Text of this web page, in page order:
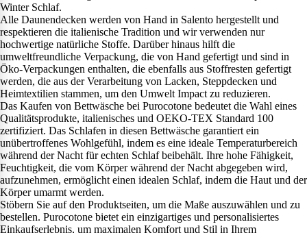
Winter Schlaf.
Alle Daunendecken werden von Hand in Salento hergestellt und
respektieren die italienische Tradition und wir verwenden nur
hochwertige natürliche Stoffe. Darüber hinaus hilft die
umweltfreundliche Verpackung, die von Hand gefertigt und sind in
Öko-Verpackungen enthalten, die ebenfalls aus Stoffresten gefertigt
werden, die aus der Verarbeitung von Lacken, Steppdecken und
Heimtextilien stammen, um den Umwelt Impact zu reduzieren.
Das Kaufen von Bettwäsche bei Purocotone bedeutet die Wahl eines
Qualitätsprodukte, italienisches und OEKO-TEX Standard 100
zertifiziert. Das Schlafen in diesen Bettwäsche garantiert ein
unübertroffenes Wohlgefühl, indem es eine ideale Temperaturbereich
während der Nacht für echten Schlaf beibehält. Ihre hohe Fähigkeit,
Feuchtigkeit, die vom Körper während der Nacht abgegeben wird,
aufzunehmen, ermöglicht einen idealen Schlaf, indem die Haut und der
Körper umarmt werden.
Stöbern Sie auf den Produktseiten, um die Maße auszuwählen und zu
bestellen. Purocotone bietet ein einzigartiges und personalisiertes
Einkaufserlebnis, um maximalen Komfort und Stil in Ihrem